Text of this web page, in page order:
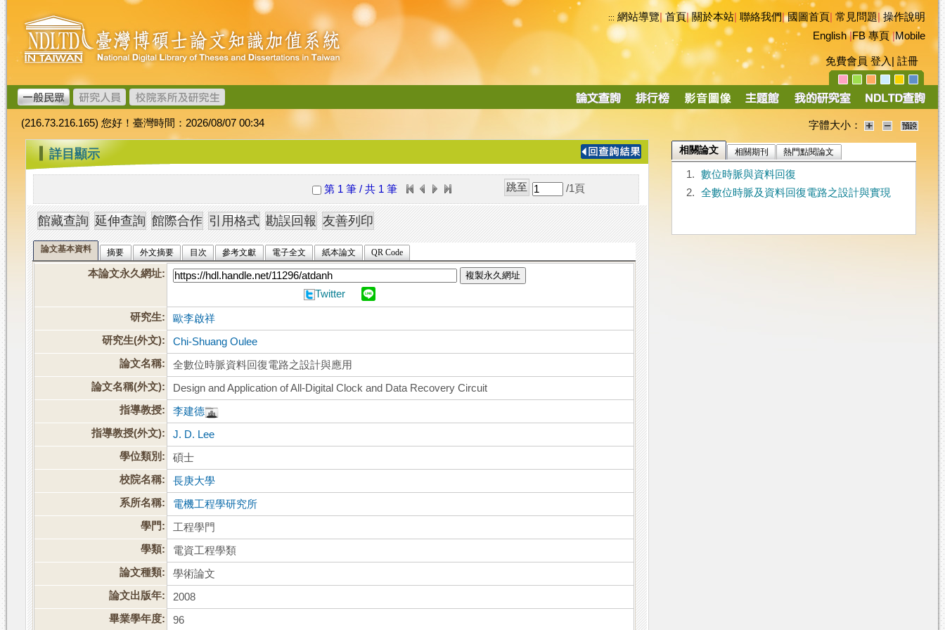
跳
到
主
要
內
容
臺
灣
博
碩
士
論
文
加
值
系
統
::: 網站導覽|首頁|關於本站 聯絡我們|國圖首頁 常見問題|操作說明
English|FB 專頁|Mobile
免費會員 登入 註冊
導
(216.73.216.165) 您好！臺灣時間：2026/08/07 00:34 字體大小：
::: 詳目顯示
第 1 筆 / 共 1 筆 /1 頁
論文基本資料 摘要 外文摘要 目次 參考文獻 電子全文 紙本論文 QR Code
本論文永久網址: 複製永久網址
Twitter
研究生:
歐李啟祥
研究生(外文):
Chi-Shuang Oulee
論文名稱:
全數位時脈資料回復電路之設計與應用
論文名稱(外文):
Design and Application of All-Digital Clock and Data Recovery Circuit
指導教授:
李建德
指導教授(外文):
J. D. Lee
學位類別:
碩士
校院名稱:
長庚大學
系所名稱:
電機工程學研究所
學門:
工程學門
學類:
電資工程學類
論文種類:
學術論文
論文出版年:
2008
畢業學年度:
96
相關論文 相關期刊 熱門點閱論文
1.
數位時脈與資料回復
2.
全數位時脈及資料回復電路之設計與實現